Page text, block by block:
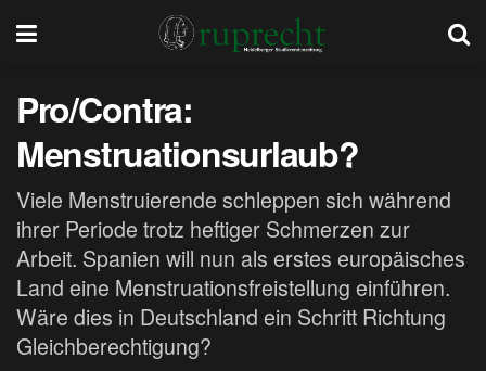
Pro/Contra:
Menstruationsurlaub?
Viele Menstruierende schleppen sich während
ihrer Periode trotz heftiger Schmerzen zur
Arbeit. Spanien will nun als erstes europäisches
Land eine Menstruationsfreistellung einführen.
Wäre dies in Deutschland ein Schritt Richtung
Gleichberechtigung?